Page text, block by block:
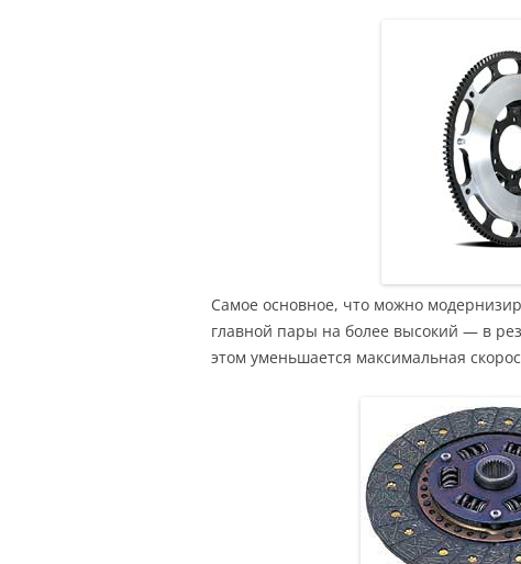
Самое основное, что можно
главной пары на более высокий — в
этом уменьшается максимальная